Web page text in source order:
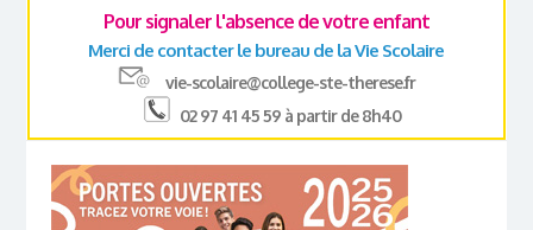
Pour signaler l'absence de votre enfant
Merci de contacter le bureau de la Vie Scolaire
vie-scolaire@college-ste-therese.fr
02 97 41 45 59 à partir de 8h40